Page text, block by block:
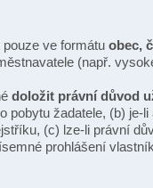
ve formátu obec,
(např.
doložit právní důvod
pobytu žadatele, (b)
(c) lze-li právní
prohlášení